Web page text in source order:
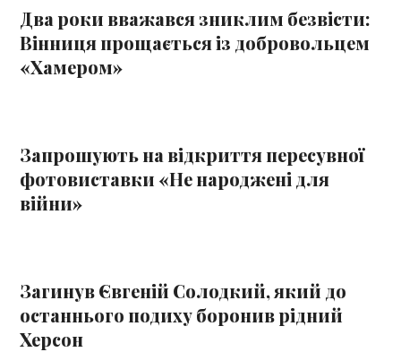
Два роки вважався зниклим безвісти:
Вінниця прощається із добровольцем
«Хамером»
Запрошують на відкриття пересувної
фотовиставки «Не народжені для
війни»
Загинув Євгеній Солодкий, який до
останнього подиху боронив рідний
Херсон